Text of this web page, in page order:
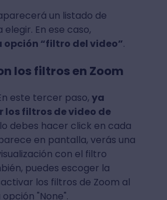
un listado de
En ese caso,
opción “filtro del video”.
los filtros en Zoom
este tercer paso, ya
los filtros de video de
debes hacer click en cada
en pantalla, verás una
con el filtro
puedes escoger la
los filtros de Zoom al
"None".